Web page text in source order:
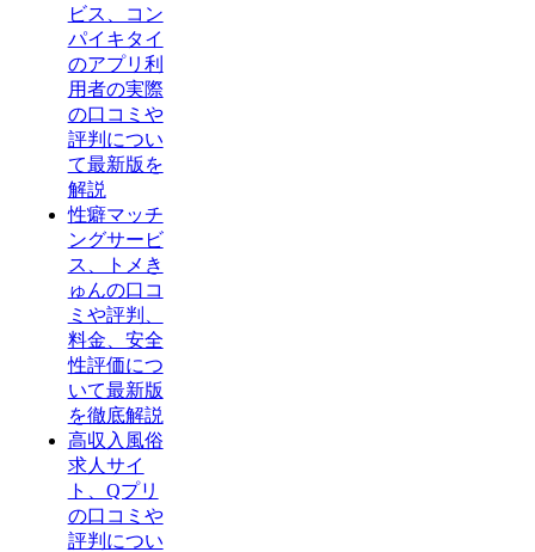
ビス、コン
パイキタイ
のアプリ利
用者の実際
の口コミや
評判につい
て最新版を
解説
性癖マッチ
ングサービ
ス、トメき
ゅんの口コ
ミや評判、
料金、安全
性評価につ
いて最新版
を徹底解説
高収入風俗
求人サイ
ト、Qプリ
の口コミや
評判につい